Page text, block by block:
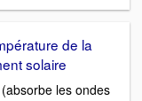
de la
solaire
les ondes